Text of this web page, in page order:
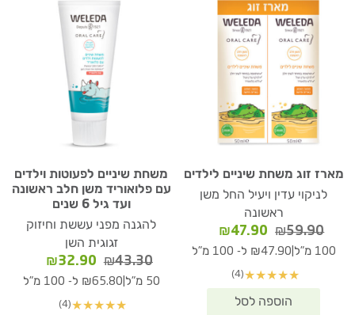
מארז זוג משחת שיניים לילדים
לניקוי עדין ויעיל החל משן
ראשונה
₪59.90
המחיר
המקורי
₪59.90.
₪47.90
המחיר
הנוכחי
100 מ"ל ₪47.90 ל- 100 מ"ל
★
★
★
★
★
(4)
משחת שיניים לפעוטות וילדים
עם פלואוריד משן חלב ראשונה
ועד גיל 6 שנים
להגנה מפני עששת וחיזוק
זגוגית השן
₪43.30
המחיר
המקורי
₪43.30.
₪32.90
הנוכחי
50 מ"ל ₪65.80 ל- 100 מ"ל
★
★
★
★
★
(4)